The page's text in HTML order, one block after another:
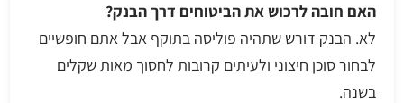
האם חובה לרכוש את הביטוחים דרך הבנק?
לא. הבנק דורש שתהיה פוליסה בתוקף אבל אתם חופשיים
לבחור סוכן חיצוני ולעיתים קרובות לחסוך מאות שקלים
בשנה.